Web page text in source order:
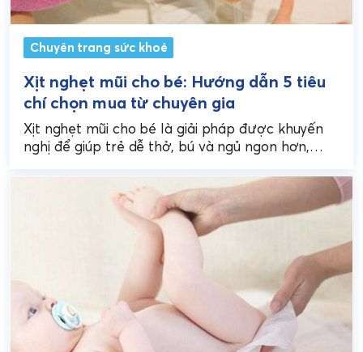
Chuyên trang sức khoẻ
Xịt nghẹt mũi cho bé: Hướng dẫn 5 tiêu
chí chọn mua từ chuyên gia
Xịt nghẹt mũi cho bé là giải pháp được khuyến
nghị để giúp trẻ dễ thở, bú và ngủ ngon hơn,